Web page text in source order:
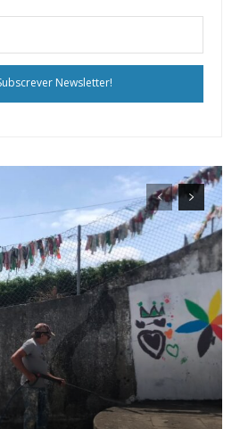
Assinatura
de Cister e ajude-nos a manter este serviço
público!
a todos os conteúdos exclusivos e versões
digitais.
Newsletter!